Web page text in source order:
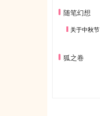
随笔幻想
关于中秋节
狐之卷